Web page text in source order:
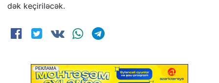
dək keçiriləcək.